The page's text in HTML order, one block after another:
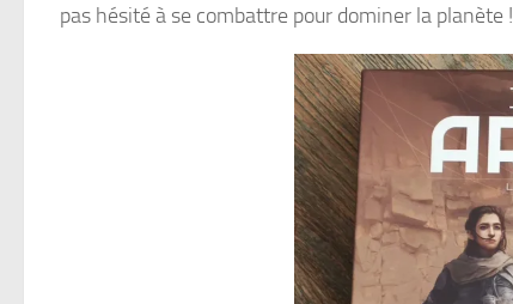
pas hésité à se combattre pour dominer la planète !